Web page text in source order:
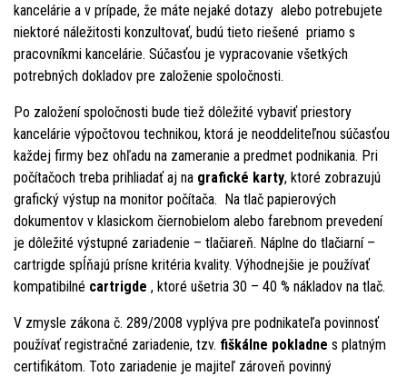
kancelárie a v prípade, že máte nejaké dotazy alebo potrebujete
niektoré náležitosti konzultovať, budú tieto riešené priamo s
pracovníkmi kancelárie. Súčasťou je vypracovanie všetkých
potrebných dokladov pre založenie spoločnosti.
Po založení spoločnosti bude tiež dôležité vybaviť priestory
kancelárie výpočtovou technikou, ktorá je neoddeliteľnou súčasťou
každej firmy bez ohľadu na zameranie a predmet podnikania. Pri
počítačoch treba prihliadať aj na grafické karty, ktoré zobrazujú
grafický výstup na monitor počítača. Na tlač papierových
dokumentov v klasickom čiernobielom alebo farebnom prevedení
je dôležité výstupné zariadenie – tlačiareň. Náplne do tlačiarní –
cartrigde spĺňajú prísne kritéria kvality. Výhodnejšie je používať
kompatibilné cartrigde , ktoré ušetria 30 – 40 % nákladov na tlač.
V zmysle zákona č. 289/2008 vyplýva pre podnikateľa povinnosť
používať registračné zariadenie, tzv. fiškálne pokladne s platným
certifikátom. Toto zariadenie je majiteľ zároveň povinný